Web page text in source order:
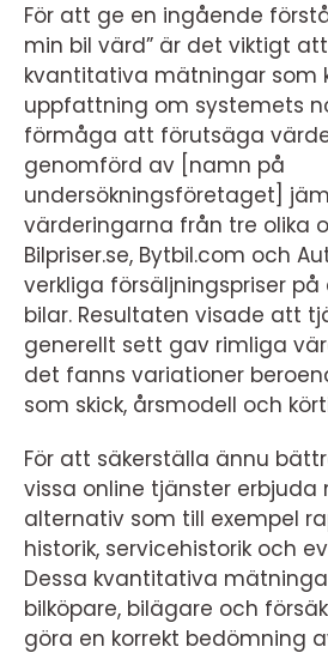
För att ge en ingående
min bil värd” är det viktigt
kvantitativa mätningar som
uppfattning om systemets
förmåga att förutsäga
genomförd av [namn på
undersökningsföretaget]
värderingarna från tre olika
Bilpriser.se, Bytbil.com och
verkliga försäljningspriser
bilar. Resultaten visade att
generellt sett gav rimliga
det fanns variationer
som skick, årsmodell och
För att säkerställa ännu
vissa online tjänster
alternativ som till exempel
historik, servicehistorik och
Dessa kvantitativa
bilköpare, bilägare och
göra en korrekt bedömning